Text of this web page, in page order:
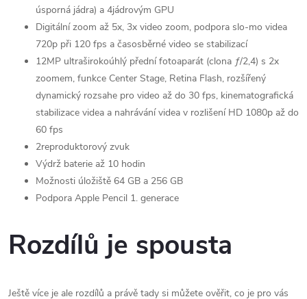
úsporná jádra) a 4jádrovým GPU
Digitální zoom až 5x, 3x video zoom, podpora slo-mo videa
720p při 120 fps a časosběrné video se stabilizací
12MP ultraširokoúhlý přední fotoaparát (clona ƒ/2,4) s 2x
zoomem, funkce Center Stage, Retina Flash, rozšířený
dynamický rozsahe pro video až do 30 fps, kinematografická
stabilizace videa a nahrávání videa v rozlišení HD 1080p až do
60 fps
2reproduktorový zvuk
Výdrž baterie až 10 hodin
Možnosti úložiště 64 GB a 256 GB
Podpora Apple Pencil 1. generace
Rozdílů je spousta
Ještě více je ale rozdílů a právě tady si můžete ověřit, co je pro vás